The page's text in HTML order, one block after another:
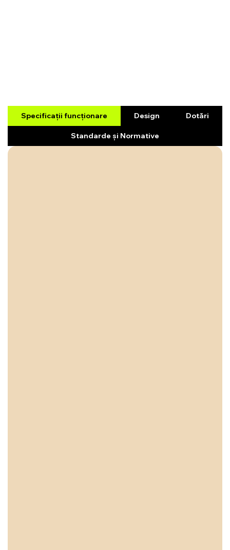
Specificații funcționare Design Dotări
Standarde și Normative